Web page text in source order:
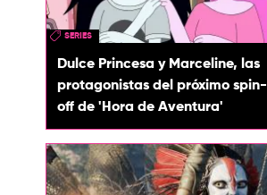
SERIES
Dulce Princesa y Marceline, las
protagonistas del próximo spin-
off de 'Hora de Aventura'